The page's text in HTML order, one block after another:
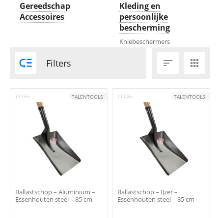
Gereedschap
Accessoires
Kleding en
persoonlijke
bescherming
Kniebeschermers
 Filters  
TTT65 TALENTOOLS
Ballastschop – Aluminium –
Essenhouten steel – 85 cm
TTT46 TALENTOOLS
Ballastschop – IJzer –
Essenhouten steel – 85 cm